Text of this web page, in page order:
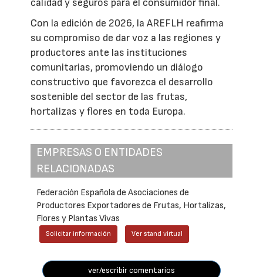
calidad y seguros para el consumidor final.
Con la edición de 2026, la AREFLH reafirma
su compromiso de dar voz a las regiones y
productores ante las instituciones
comunitarias, promoviendo un diálogo
constructivo que favorezca el desarrollo
sostenible del sector de las frutas,
hortalizas y flores en toda Europa.
EMPRESAS O ENTIDADES
RELACIONADAS
Federación Española de Asociaciones de
Productores Exportadores de Frutas, Hortalizas,
Flores y Plantas Vivas
Solicitar información Ver stand virtual
ver/escribir comentarios